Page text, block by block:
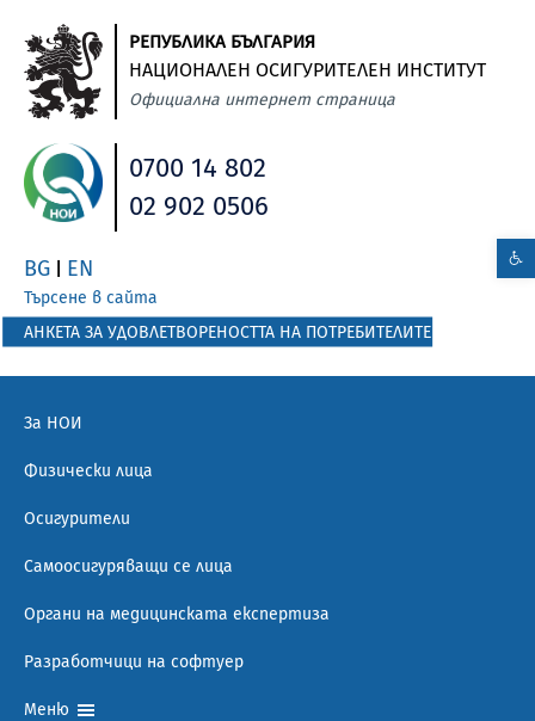
РЕПУБЛИКА БЪЛГАРИЯ
НАЦИОНАЛЕН ОСИГУРИТЕЛЕН ИНСТИТУТ
Официална интернет страница
0700 14 802
02 902 0506
BG EN
Търсене в сайта
АНКЕТА ЗА УДОВЛЕТВОРЕНОСТТА НА ПОТРЕБИТЕЛИТЕ
За НОИ
Физически лица
Осигурители
Самоосигуряващи се лица
Органи на медицинската експертиза
Разработчици на софтуер
Меню